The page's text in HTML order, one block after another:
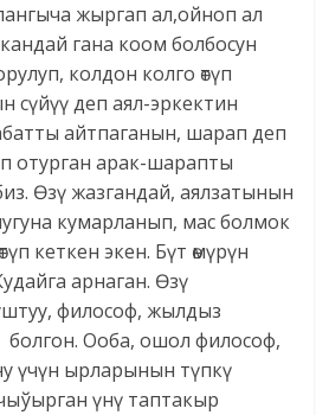
жыргап ал,ойноп ал
кандай гана коом болбосун
колдон колго өтүп
сүйүү деп аял-эркектин
айтпаганын, шарап деп
отурган арак-шарапты
Өзү жазгандай, аялзатынын
кумарланып, мас болмок
кеткен экен. Бүт өмүрүн
арнаган. Өзү
философ, жылдыз
болгон. Ооба, ошол философ,
үчүн ырларынын түпкү
үнү таптакыр